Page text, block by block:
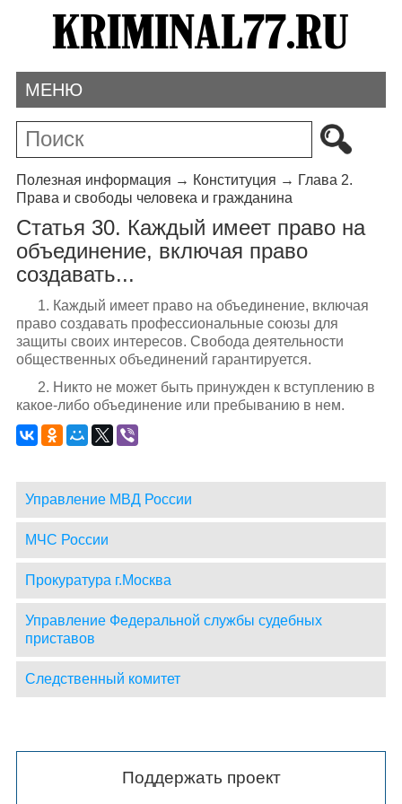
МЕНЮ
Полезная информация → Конституция → Глава 2.
Права и свободы человека и гражданина
Статья 30. Каждый имеет право на
объединение, включая право
создавать...
1. Каждый имеет право на объединение, включая
право создавать профессиональные союзы для
защиты своих интересов. Свобода деятельности
общественных объединений гарантируется.
2. Никто не может быть принужден к вступлению в
какое-либо объединение или пребыванию в нем.
Управление МВД России
МЧС России
Прокуратура г.Москва
Управление Федеральной службы судебных
приставов
Следственный комитет
Поддержать проект